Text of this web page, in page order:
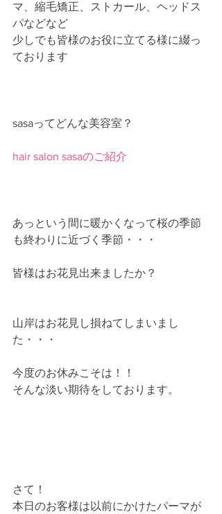
マ、縮毛矯正、ストカール、ヘッドス
パなどなど
少しでも皆様のお役に立てる様に綴っ
ております
sasaってどんな美容室？
hair salon sasaのご紹介
あっという間に暖かくなって桜の季節
も終わりに近づく季節・・・
皆様はお花見出来ましたか？
山岸はお花見し損ねてしまいまし
た・・・
今度のお休みこそは！！
そんな淡い期待をしております。
さて！
本日のお客様は以前にかけたパーマが